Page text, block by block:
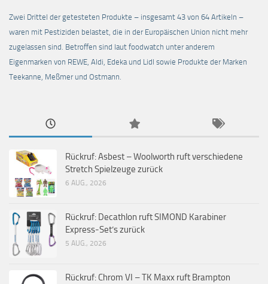
Zwei Drittel der getesteten Produkte – insgesamt 43 von 64 Artikeln –
waren mit Pestiziden belastet, die in der Europäischen Union nicht mehr
zugelassen sind. Betroffen sind laut foodwatch unter anderem
Eigenmarken von REWE, Aldi, Edeka und Lidl sowie Produkte der Marken
Teekanne, Meßmer und Ostmann.
Rückruf: Asbest – Woolworth ruft verschiedene
Stretch Spielzeuge zurück
6 AUG., 2026
Rückruf: Decathlon ruft SIMOND Karabiner
Express-Set’s zurück
5 AUG., 2026
Rückruf: Chrom VI – TK Maxx ruft Brampton